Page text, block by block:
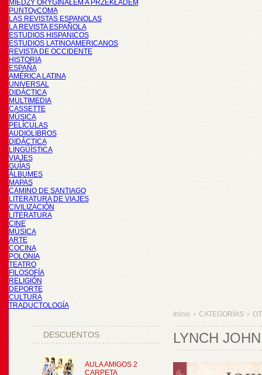
MIĘDZY ORYGINAŁEM A PRZEKŁADEM
PUNTOyCOMA
LAS REVISTAS ESPANOLAS
LA REVISTA ESPAÑOLA
ESTUDIOS HISPANICOS
ESTUDIOS LATINOAMERICANOS
REVISTA DE OCCIDENTE
HISTORIA
ESPAÑA
AMÉRICA LATINA
UNIVERSAL
DIDÁCTICA
MULTIMEDIA
CASSETTE
MÚSICA
PELÍCULAS
AUDIOLIBROS
DIDÁCTICA
LINGÜÍSTICA
VIAJES
GUÍAS
ÁLBUMES
MAPAS
CAMINO DE SANTIAGO
LITERATURA DE VIAJES
CIVILIZACIÓN
LITERATURA
CINE
MÚSICA
ARTE
COCINA
POLONIA
TEATRO
FILOSOFÍA
RELIGIÓN
DEPORTE
CULTURA
TRADUCTOLOGÍA
DESCUENTOS
AULA AMIGOS 2
CARPETA
Inicio > CATEGORÍAS >
LYNCH